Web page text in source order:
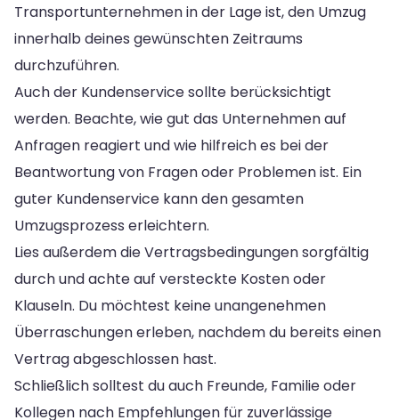
Transportunternehmen in der Lage ist, den Umzug
innerhalb deines gewünschten Zeitraums
durchzuführen.
Auch der Kundenservice sollte berücksichtigt
werden. Beachte, wie gut das Unternehmen auf
Anfragen reagiert und wie hilfreich es bei der
Beantwortung von Fragen oder Problemen ist. Ein
guter Kundenservice kann den gesamten
Umzugsprozess erleichtern.
Lies außerdem die Vertragsbedingungen sorgfältig
durch und achte auf versteckte Kosten oder
Klauseln. Du möchtest keine unangenehmen
Überraschungen erleben, nachdem du bereits einen
Vertrag abgeschlossen hast.
Schließlich solltest du auch Freunde, Familie oder
Kollegen nach Empfehlungen für zuverlässige